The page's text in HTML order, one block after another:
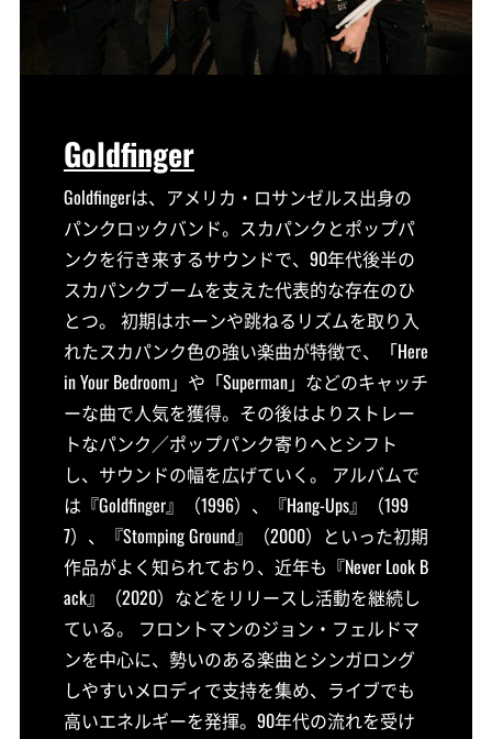
Goldfinger
Goldfingerは、アメリカ・ロサンゼルス出身の
パンクロックバンド。スカパンクとポップパ
ンクを行き来するサウンドで、90年代後半の
スカパンクブームを支えた代表的な存在のひ
とつ。 初期はホーンや跳ねるリズムを取り入
れたスカパンク色の強い楽曲が特徴で、「Here
in Your Bedroom」や「Superman」などのキャッチ
ーな曲で人気を獲得。その後はよりストレー
トなパンク／ポップパンク寄りへとシフト
し、サウンドの幅を広げていく。 アルバムで
は『Goldfinger』（1996）、『Hang-Ups』（199
7）、『Stomping Ground』（2000）といった初期
作品がよく知られており、近年も『Never Look B
ack』（2020）などをリリースし活動を継続し
ている。 フロントマンのジョン・フェルドマ
ンを中心に、勢いのある楽曲とシンガロング
しやすいメロディで支持を集め、ライブでも
高いエネルギーを発揮。90年代の流れを受け